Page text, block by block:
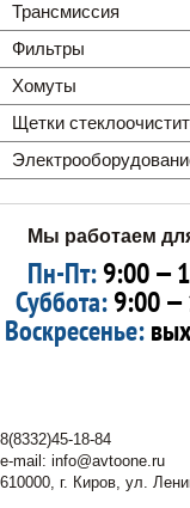
Трансмиссия
Фильтры
Хомуты
Щетки
Мы работаем
Пн-Пт:9:00 —
Суббота:9:00 —
Воскресенье:
8(8332)45-18-84
e-mail: info@avtoone.ru
610000, г. Киров, ул.